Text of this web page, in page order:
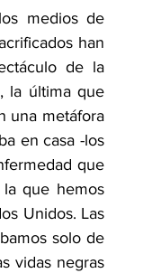
medios de
han
de la
la última que
una metáfora
en casa -los
que
que hemos
Unidos. Las
solo de
vidas negras